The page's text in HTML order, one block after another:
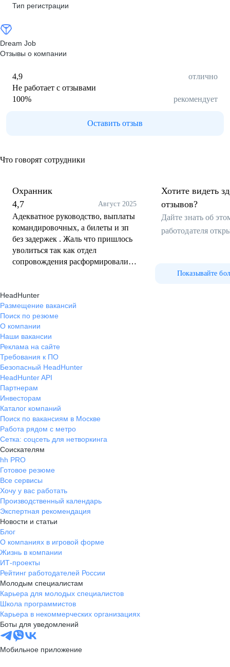
Тип регистрации
Dream Job
Отзывы о компании
4,9
отлично
Не работает с отзывами
100% рекомендует
Оставить отзыв
Что говорят сотрудники
Охранник
4,7
Август 2025
Адекватное руководство, выплаты
командировочных, а билеты и зп
без задержек . Жаль что пришлось
уволиться так как отдел
сопровождения расформировали.
Хотите видеть
отзывов?
Дайте знать об
работодателя
Показывайте
HeadHunter
Размещение вакансий
Поиск по резюме
О компании
Наши вакансии
Реклама на сайте
Требования к ПО
Безопасный HeadHunter
HeadHunter API
Партнерам
Инвесторам
Каталог компаний
Поиск по вакансиям в Москве
Работа рядом с метро
Сетка: соцсеть для нетворкинга
Соискателям
hh PRO
Готовое резюме
Все сервисы
Хочу у вас работать
Производственный календарь
Экспертная рекомендация
Новости и статьи
Блог
О компаниях в игровой форме
Жизнь в компании
ИТ-проекты
Рейтинг работодателей России
Молодым специалистам
Карьера для молодых специалистов
Школа программистов
Карьера в некоммерческих организациях
Боты для уведомлений
Мобильное приложение